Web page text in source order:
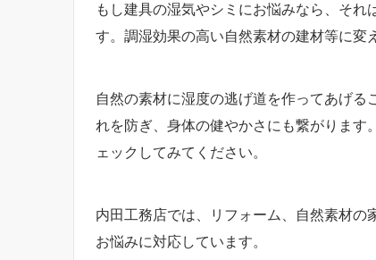
もし建具の湿気やシミにお悩みなら、そ
す。調湿効果の高い自然素材の建材等に変
自然の素材に湿度の逃げ道を作ってあげ
れを防ぎ、身体の健やかさにも繋がりま
ェックしてみてください。
内田工務店では、リフォーム、自然素材
お悩みに対応しています。